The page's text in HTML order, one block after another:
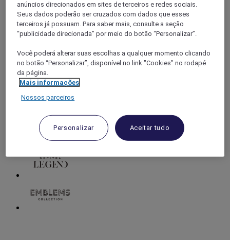
anúncios direcionados em sites de terceiros e redes sociais.
Seus dados poderão ser cruzados com dados que esses
terceiros já possuam. Para saber mais, consulte a seção
“publicidade direcionada” por meio do botão “Personalizar”.
Você poderá alterar suas escolhas a qualquer momento clicando
no botão “Personalizar”, disponível no link "Cookies" no rodapé
da página.
Mais informações
Nossos parceiros
Personalizar Aceitar tudo